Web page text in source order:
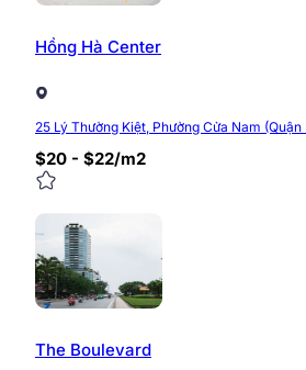
Hồng Hà Center
25 Lý Thường Kiệt, Phường Cửa Nam
$20 - $22/m2
The Boulevard